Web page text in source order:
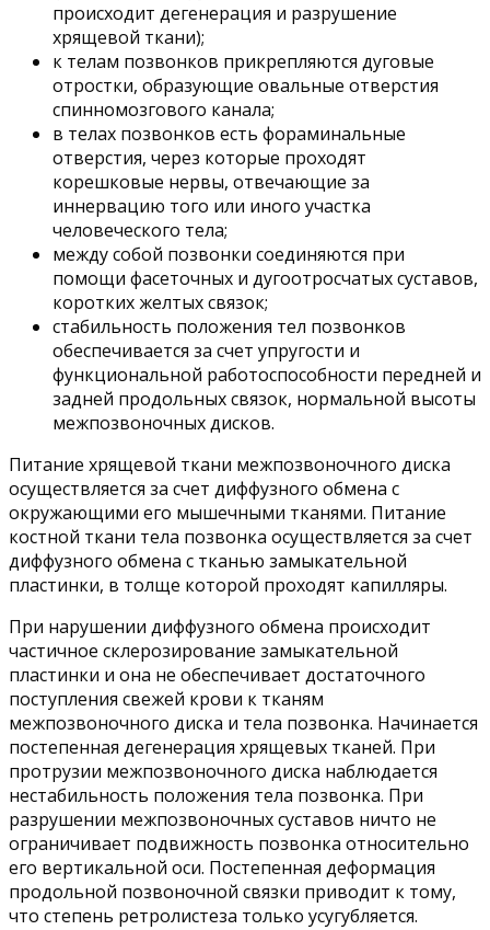
происходит дегенерация и разрушение
хрящевой ткани);
к телам позвонков прикрепляются дуговые
отростки, образующие овальные отверстия
спинномозгового канала;
в телах позвонков есть фораминальные
отверстия, через которые проходят
корешковые нервы, отвечающие за
иннервацию того или иного участка
человеческого тела;
между собой позвонки соединяются при
помощи фасеточных и дугоотросчатых суставов,
коротких желтых связок;
стабильность положения тел позвонков
обеспечивается за счет упругости и
функциональной работоспособности передней и
задней продольных связок, нормальной высоты
межпозвоночных дисков.
Питание хрящевой ткани межпозвоночного диска
осуществляется за счет диффузного обмена с
окружающими его мышечными тканями. Питание
костной ткани тела позвонка осуществляется за счет
диффузного обмена с тканью замыкательной
пластинки, в толще которой проходят капилляры.
При нарушении диффузного обмена происходит
частичное склерозирование замыкательной
пластинки и она не обеспечивает достаточного
поступления свежей крови к тканям
межпозвоночного диска и тела позвонка. Начинается
постепенная дегенерация хрящевых тканей. При
протрузии межпозвоночного диска наблюдается
нестабильность положения тела позвонка. При
разрушении межпозвоночных суставов ничто не
ограничивает подвижность позвонка относительно
его вертикальной оси. Постепенная деформация
продольной позвоночной связки приводит к тому,
что степень ретролистеза только усугубляется.